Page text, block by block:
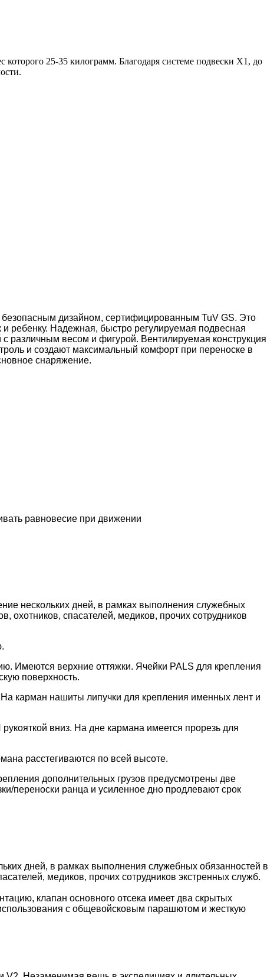
25-35 килограмм. Благодаря системе подвески Х1, до
безопасным дизайном, сертифицированным TuV GS. Это
ребенку. Надежная, быстро регулируемая подвесная
различным весом и фигурой. Вентилируемая конструкция
и создают максимальный комфорт при переноске в
снаряжение.
равновесие при движении
нескольких дней, в рамках выполнения служебных
охотников, спасателей, медиков, прочих сотрудников
Имеются верхние оттяжки. Ячейки PALS для крепления
поверхность.
карман нашиты липучки для крепления именных лент и
вниз. На дне кармана имеется прорезь для
расстегиваются по всей высоте.
дополнительных грузов предусмотрены две
переноски ранца и усиленное дно продлевают срок
дней, в рамках выполнения служебных обязанностей в
медиков, прочих сотрудников экстренных служб.
клапан основного отсека имеет два скрытых
с общевойсковым парашютом и жесткую